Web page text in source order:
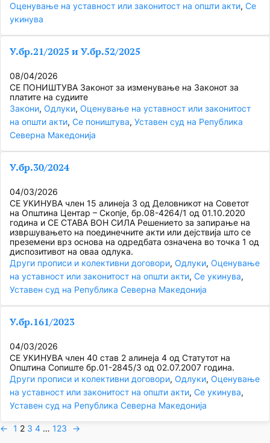
Оценување на уставност или законитост на општи акти, Се
укинува
У.бр.21/2025 и У.бр.52/2025
08/04/2026
СЕ ПОНИШТУВА Законот за изменување на Законот за
платите на судиите
Закони, Одлуки, Оценување на уставност или законитост
на општи акти, Се поништува, Уставен суд на Република
Северна Македонија
У.бр.30/2024
04/03/2026
СЕ УКИНУВА член 15 алинеја 3 од Деловникот на Советот
на Општина Центар – Скопје, бр.08-4264/1 од 01.10.2020
година и СЕ СТАВА ВОН СИЛА Решението за запирање на
извршувањето на поединечните акти или дејствија што се
преземени врз основа на одредбата означена во точка 1 од
диспозитивот на оваа одлука.
Други прописи и колективни договори, Одлуки, Оценување
на уставност или законитост на општи акти, Се укинува
Уставен суд на Република Северна Македонија
У.бр.161/2023
04/03/2026
СЕ УКИНУВА член 40 став 2 алинеја 4 од Статутот на
Општина Сопиште бр.01-2845/3 од 02.07.2007 година.
Други прописи и колективни договори, Одлуки, Оценување
на уставност или законитост на општи акти, Се укинува
Уставен суд на Република Северна Македонија
← 1 2 3 4 … 123 →